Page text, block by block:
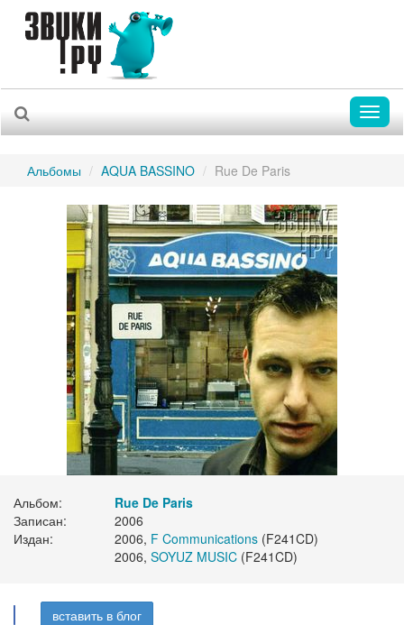
Альбомы AQUA BASSINO Rue De Paris
Альбом:
Rue De Paris
Записан:
2006
Издан:
2006, F Communications (F241CD)
2006, SOYUZ MUSIC (F241CD)
вставить в блог